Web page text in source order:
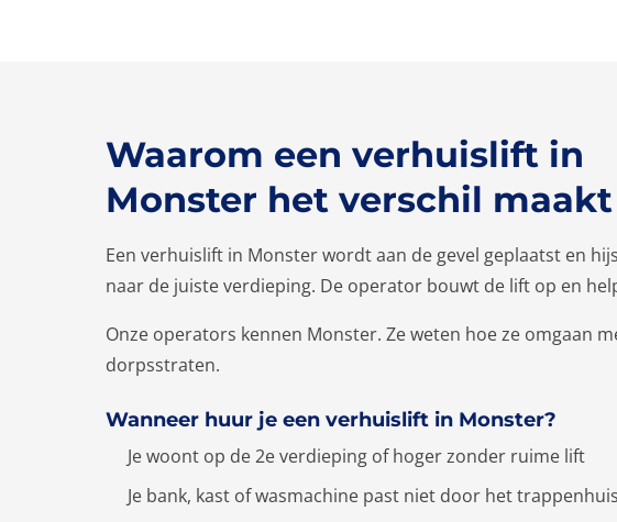
Waarom een verhuislift in
Monster het verschil maakt
Een verhuislift in Monster wordt aan de gevel geplaatst en
naar de juiste verdieping. De operator bouwt de lift op en
Onze operators kennen Monster. Ze weten hoe ze omgaan
dorpsstraten.
Wanneer huur je een verhuislift in Monster?
Je woont op de 2e verdieping of hoger zonder ruime lift
Je bank, kast of wasmachine past niet door het trappenhuis